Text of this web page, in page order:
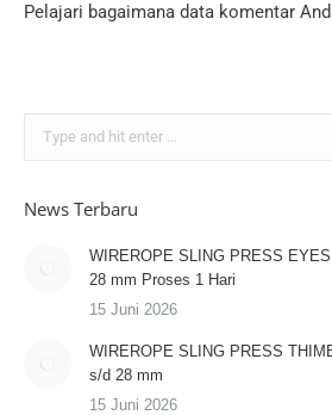
Pelajari bagaimana data komentar
News Terbaru
WIREROPE SLING PRESS
28 mm Proses 1 Hari
15 Juni 2026
WIREROPE SLING PRESS
s/d 28 mm
15 Juni 2026